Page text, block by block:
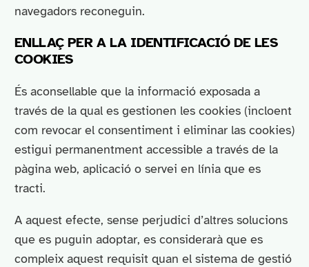
navegadors reconeguin.
ENLLAÇ PER A LA IDENTIFICACIÓ DE LES
COOKIES
És aconsellable que la informació exposada a
través de la qual es gestionen les cookies (incloent
com revocar el consentiment i eliminar las cookies)
estigui permanentment accessible a través de la
pàgina web, aplicació o servei en línia que es
tracti.
A aquest efecte, sense perjudici d’altres solucions
que es puguin adoptar, es considerarà que es
compleix aquest requisit quan el sistema de gestió